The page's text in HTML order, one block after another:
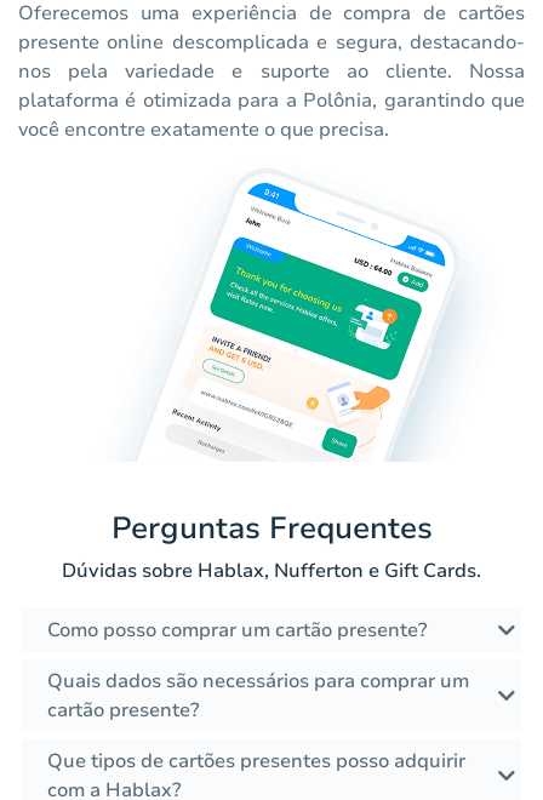
Oferecemos uma experiência de compra de cartões
presente online descomplicada e segura, destacando-
nos pela variedade e suporte ao cliente. Nossa
plataforma é otimizada para a Polônia, garantindo que
você encontre exatamente o que precisa.
Perguntas Frequentes
Dúvidas sobre Hablax, Nufferton e Gift Cards.
Como posso comprar um cartão presente?
Quais dados são necessários para comprar um
cartão presente?
Que tipos de cartões presentes posso adquirir
com a Hablax?